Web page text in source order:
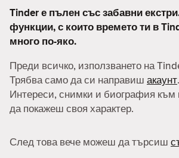
Tinder е пълен със забавни
функции, с които времето ти в
много по-яко.
Преди всичко, използването на
Трябва само да си направиш акаунт
Интереси, снимки и биография
да покажеш своя характер.
След това вече можеш да търсиш